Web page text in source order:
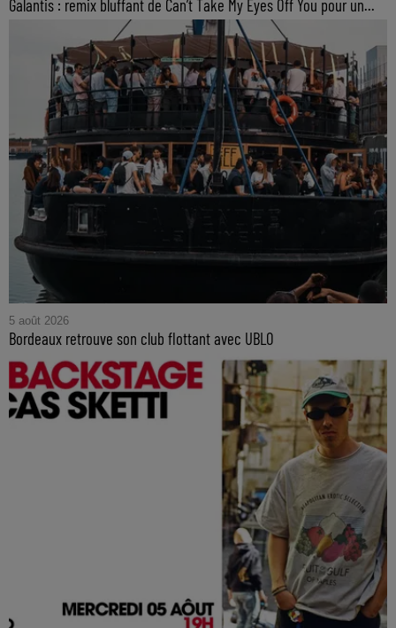
Galantis : remix bluffant de Can’t Take My Eyes Off You pour un...
5 août 2026
Bordeaux retrouve son club flottant avec UBLO